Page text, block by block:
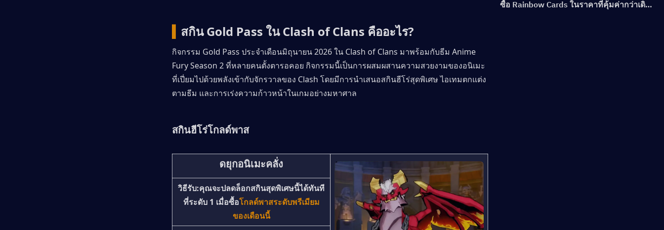
สกิน Gold Pass ใน Clash of Clans คืออะไร?
กิจกรรม Gold Pass ประจำเดือนมิถุนายน 2026 ใน Clash of Clans มาพร้อมกับธีม Anime
Fury Season 2 ที่หลายคนตั้งตารอคอย กิจกรรมนี้เป็นการผสมผสานความสวยงามของอนิเมะ
ที่เปี่ยมไปด้วยพลังเข้ากับจักรวาลของ Clash โดยมีการนำเสนอสกินฮีโร่สุดพิเศษ ไอเทมตกแต่ง
ตามธีม และการเร่งความก้าวหน้าในเกมอย่างมหาศาล
สกินฮีโร่โกลด์พาส
ดยุกอนิเมะคลั่ง
วิธีรับ:คุณจะปลดล็อกสกินสุดพิเศษนี้ได้ทันที
ที่ระดับ 1 เมื่อซื้อโกลด์พาสระดับพรีเมียม
ของเดือนนี้
ซื้อ Rainbow Cards ในราคาที่คุ้มค่ากว่าเดิม